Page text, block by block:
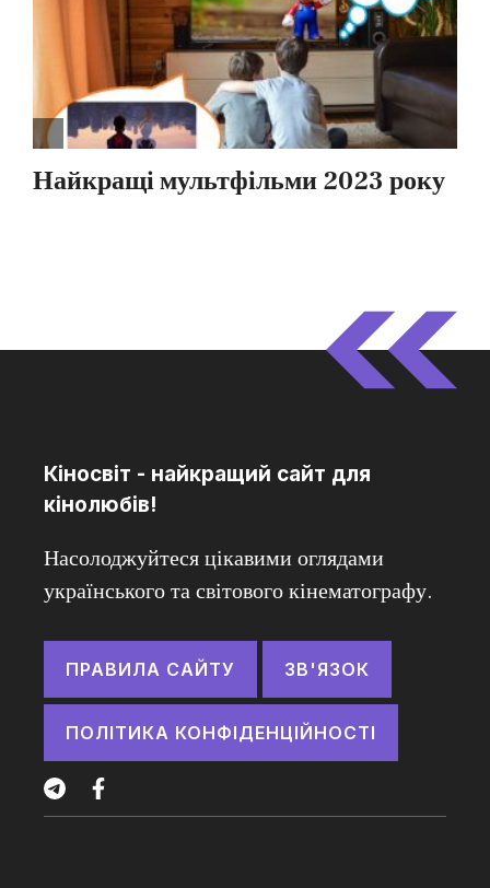
Кіносвіт - найкращий сайт для
кінолюбів!
Насолоджуйтеся цікавими оглядами
українського та світового кінематографу.
ПРАВИЛА САЙТУ ЗВ'ЯЗОК
ПОЛІТИКА КОНФІДЕНЦІЙНОСТІ